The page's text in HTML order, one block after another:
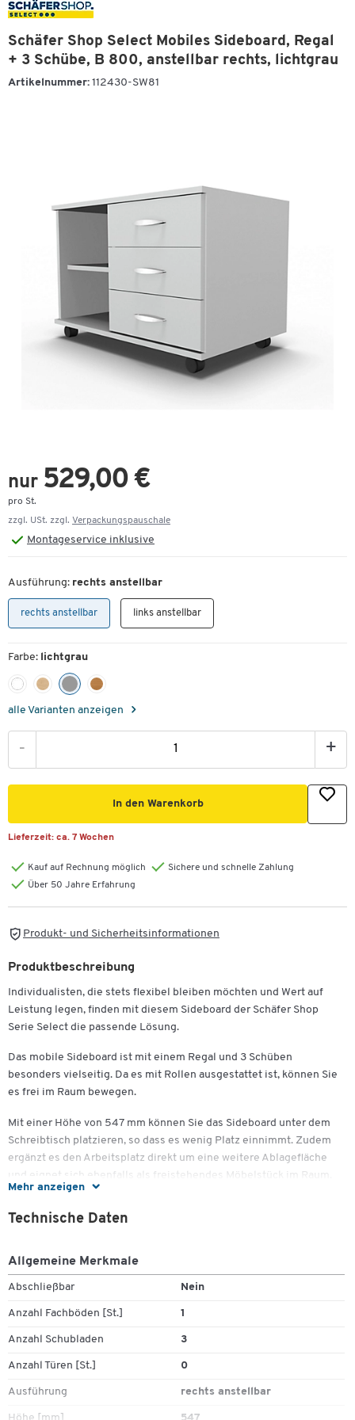
Schäfer Shop Select Mobiles Sideboard, Regal
+ 3 Schübe, B 800, anstellbar rechts, lichtgrau
Artikelnummer: 112430-SW81
nur 529,00 €
pro St.
zzgl. USt. zzgl. Verpackungspauschale
Montageservice inklusive
Ausführung: rechts anstellbar
rechts anstellbar links anstellbar
Farbe: lichtgrau
alle Varianten anzeigen
- +
In den Warenkorb
Lieferzeit: ca. 7 Wochen
Kauf auf Rechnung möglich
Sichere und schnelle Zahlung
Über 50 Jahre Erfahrung
Produkt- und Sicherheitsinformationen
Mehr anzeigen
Produktbeschreibung
Individualisten, die stets flexibel bleiben möchten und Wert auf
Leistung legen, finden mit diesem Sideboard der Schäfer Shop
Serie Select die passende Lösung.
Das mobile Sideboard ist mit einem Regal und 3 Schüben
besonders vielseitig. Da es mit Rollen ausgestattet ist, können Sie
es frei im Raum bewegen.
Mit einer Höhe von 547 mm können Sie das Sideboard unter dem
Schreibtisch platzieren, so dass es wenig Platz einnimmt. Zudem
ergänzt es den Arbeitsplatz direkt um eine weitere Ablagefläche
und eignet sich ebenfalls als freistehendes Möbelstück im Raum.
Praktisch ist die Aufteilung mit dem Regal aus zwei Ablagefächern
und drei Schubladen. Damit bietet das Sideboard Platz für Bücher,
Der Türanschlag befindet sich entweder rechts oder links – so
können Sie je nach gewünschter Aufstellposition die passende
Ausführung wählen. Vier robuste Rollen erlauben jederzeit einen
bequemen Standortwechsel. Zwei der Rollen sind mit einer Bremse
Das Sideboard steht Ihnen mit verschiedenen Oberflächenfarben
finden Sie zahlreiche Holzdekore, sodass sich das neue Möbelstück
harmonisch in die vorhandene Möblierung einfügt. Die Oberflächen
Technische Daten
Allgemeine Merkmale
Abschließbar Nein
Anzahl Fachböden [St.] 1
Anzahl Schubladen 3
Anzahl Türen [St.] 0
Ausführung rechts anstellbar
Zum Zoomen doppeltippen